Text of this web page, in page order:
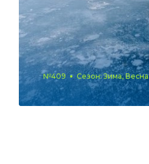
№409 Сезон: Зима, Весна